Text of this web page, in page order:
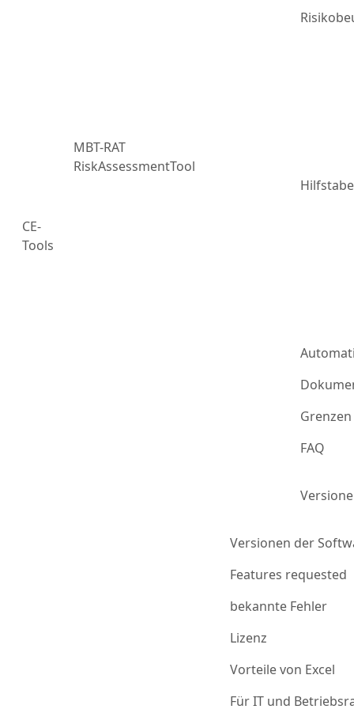
CE-
Tools
MBT-RAT
RiskAssessmentTool
FAQ
Versionen der
Features requested
bekannte Fehler
Lizenz
Vorteile von Excel
Für IT und